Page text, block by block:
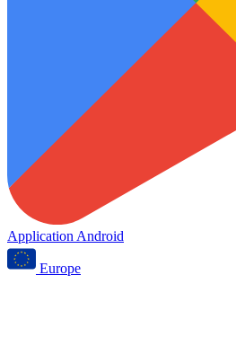
Application Android
Europe